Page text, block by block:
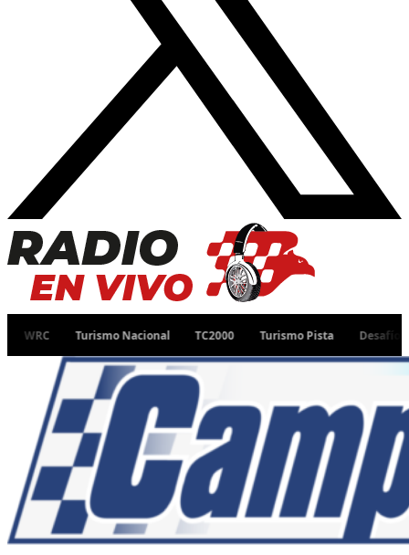
Turismo Nacional TC2000 Turismo Pista Desafío Ruta 40